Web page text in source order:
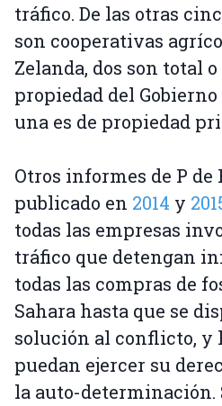
tráfico. De las otras
son cooperativas
Zelanda, dos son total
propiedad del
una es de propiedad
Otros informes de P de
publicado en 2014 y
todas las empresas
tráfico que detengan
todas las compras de
Sahara hasta que se
solución al conflicto, y
puedan ejercer su
la auto-determinación.